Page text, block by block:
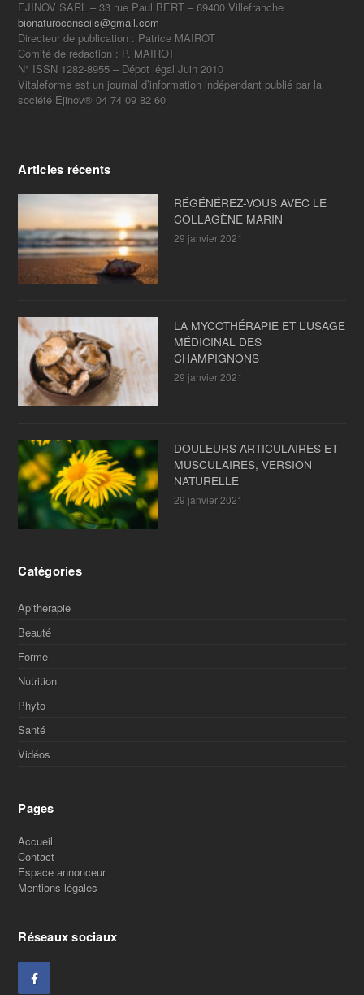
EJINOV SARL – 33 rue Paul BERT – 69400 Villefranche
bionaturoconseils@gmail.com
Directeur de publication : Patrice MAIROT
Comité de rédaction : P. MAIROT
N° ISSN 1282-8955 – Dépot légal Juin 2010
Vitaleforme est un journal d’information indépendant publié par la
société Ejinov® 04 74 09 82 60
Articles récents
RÉGÉNÉREZ-VOUS AVEC LE
COLLAGÈNE MARIN
29 janvier 2021
LA MYCOTHÉRAPIE ET L’USAGE
MÉDICINAL DES
CHAMPIGNONS
29 janvier 2021
DOULEURS ARTICULAIRES ET
MUSCULAIRES, VERSION
NATURELLE
29 janvier 2021
Catégories
Apitherapie
Beauté
Forme
Nutrition
Phyto
Santé
Vidéos
Pages
Accueil
Contact
Espace annonceur
Mentions légales
Réseaux sociaux